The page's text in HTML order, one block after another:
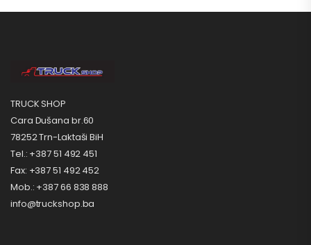
TRUCK SHOP
Cara Dušana br.60
78252 Trn-Laktaši BiH
Tel.: +387 51 492 451
Fax: +387 51 492 452
Mob.: +387 66 838 888
info@truckshop.ba